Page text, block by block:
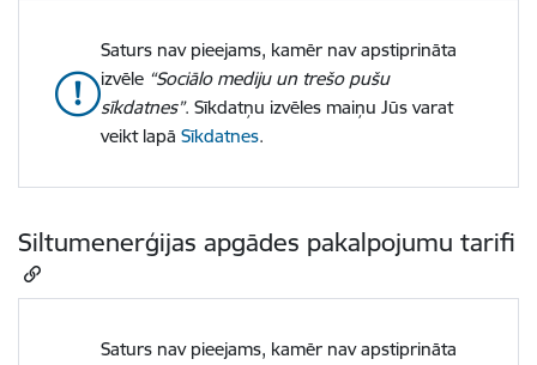
Saturs nav pieejams, kamēr nav apstiprināta
izvēle “Sociālo mediju un trešo pušu
sīkdatnes”. Sīkdatņu izvēles maiņu Jūs varat
veikt lapā Sīkdatnes.
Siltumenerģijas apgādes pakalpojumu tarifi
Saturs nav pieejams, kamēr nav apstiprināta